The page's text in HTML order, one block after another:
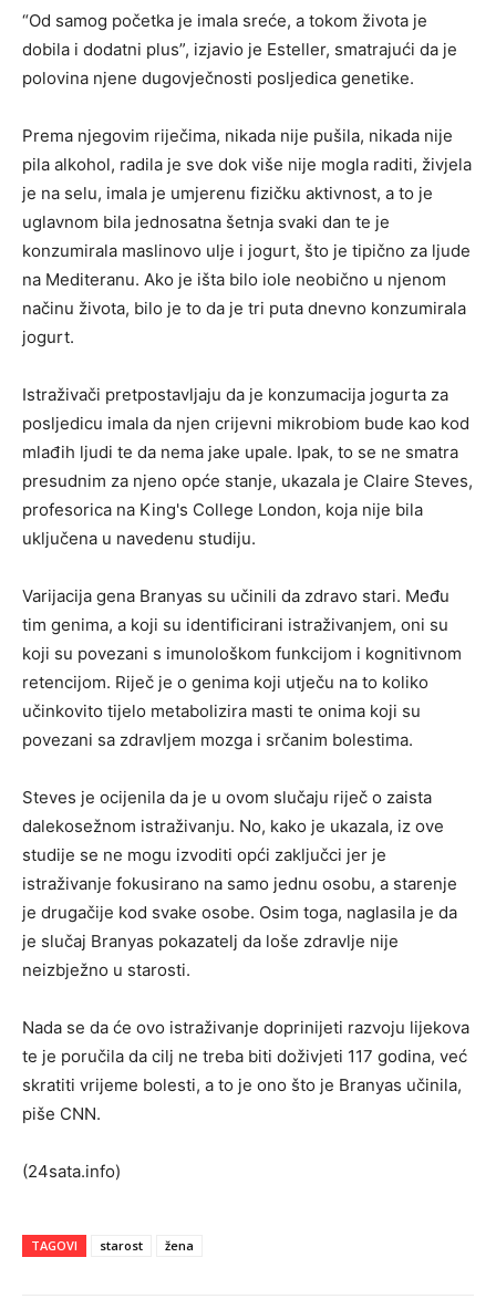
“Od samog početka je imala sreće, a tokom života je
dobila i dodatni plus”, izjavio je Esteller, smatrajući da je
polovina njene dugovječnosti posljedica genetike.
Prema njegovim riječima, nikada nije pušila, nikada nije
pila alkohol, radila je sve dok više nije mogla raditi, živjela
je na selu, imala je umjerenu fizičku aktivnost, a to je
uglavnom bila jednosatna šetnja svaki dan te je
konzumirala maslinovo ulje i jogurt, što je tipično za ljude
na Mediteranu. Ako je išta bilo iole neobično u njenom
načinu života, bilo je to da je tri puta dnevno konzumirala
jogurt.
Istraživači pretpostavljaju da je konzumacija jogurta za
posljedicu imala da njen crijevni mikrobiom bude kao kod
mlađih ljudi te da nema jake upale. Ipak, to se ne smatra
presudnim za njeno opće stanje, ukazala je Claire Steves,
profesorica na King's College London, koja nije bila
uključena u navedenu studiju.
Varijacija gena Branyas su učinili da zdravo stari. Među
tim genima, a koji su identificirani istraživanjem, oni su
koji su povezani s imunološkom funkcijom i kognitivnom
retencijom. Riječ je o genima koji utječu na to koliko
učinkovito tijelo metabolizira masti te onima koji su
povezani sa zdravljem mozga i srčanim bolestima.
Steves je ocijenila da je u ovom slučaju riječ o zaista
dalekosežnom istraživanju. No, kako je ukazala, iz ove
studije se ne mogu izvoditi opći zaključci jer je
istraživanje fokusirano na samo jednu osobu, a starenje
je drugačije kod svake osobe. Osim toga, naglasila je da
je slučaj Branyas pokazatelj da loše zdravlje nije
neizbježno u starosti.
Nada se da će ovo istraživanje doprinijeti razvoju lijekova
te je poručila da cilj ne treba biti doživjeti 117 godina, već
skratiti vrijeme bolesti, a to je ono što je Branyas učinila,
piše CNN.
(24sata.info)
TAGOVI starost žena